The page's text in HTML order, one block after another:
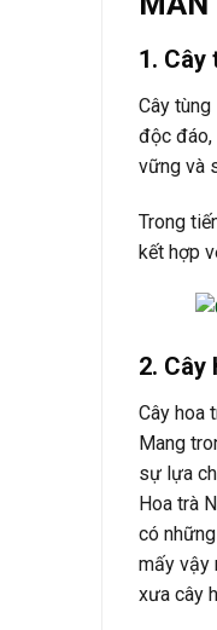
1. Cây
Cây
độc đáo,
vững và
Trong
kết hợp
2. Cây
Cây hoa
Mang
sự lựa
Hoa trà
có
mấy vậy
xưa cây